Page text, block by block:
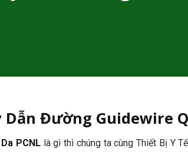
Dẫn Đường Guidewire
PCNLlà gì thì chúng ta cùng Thiết Bị Y